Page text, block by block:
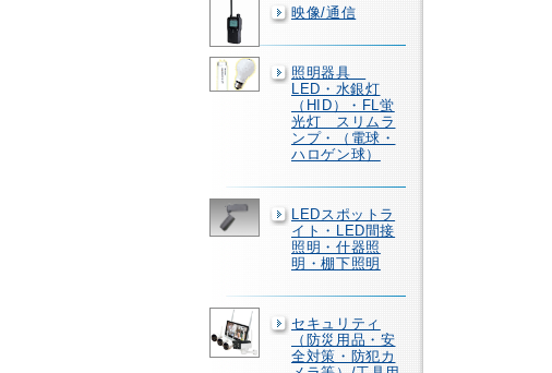
映像/通信
照明器具
LED・水銀灯
（HID）・FL蛍
光灯 スリムラ
ンプ・（電球・
ハロゲン球）
LEDスポットラ
イト・LED間接
照明・什器照
明・棚下照明
セキュリティ
（防災用品・安
全対策・防犯カ